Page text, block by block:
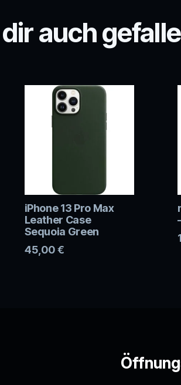
auch
iPhone 13 Pro Max
Leather Case
Sequoia Green
45,00€